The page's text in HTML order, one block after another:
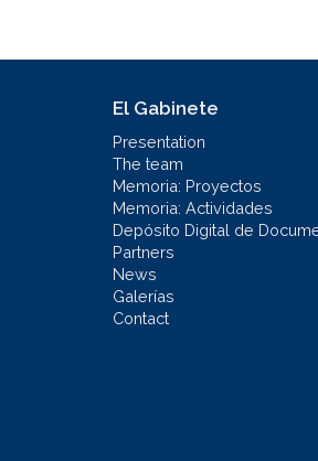
El Gabinete
Presentation
The team
Memoria: Proyectos
Memoria: Actividades
Depósito Digital de
Partners
News
Galerías
Contact